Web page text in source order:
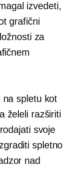
izvedeti,
grafični
za
na spletu kot
želeli razširiti
svoje
spletno
nad